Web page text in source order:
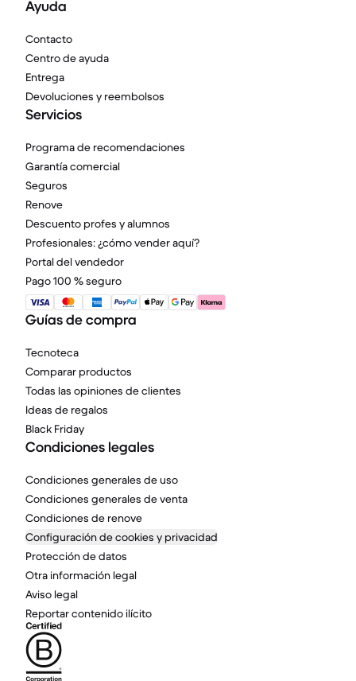
Ayuda
Contacto
Centro de ayuda
Entrega
Devoluciones y reembolsos
Servicios
Programa de recomendaciones
Garantía comercial
Seguros
Renove
Descuento profes y alumnos
Profesionales: ¿cómo vender aquí?
Portal del vendedor
Pago 100 % seguro
Guías de compra
Tecnoteca
Comparar productos
Todas las opiniones de clientes
Ideas de regalos
Black Friday
Condiciones legales
Condiciones generales de uso
Condiciones generales de venta
Condiciones de renove
Configuración de cookies y privacidad
Protección de datos
Otra información legal
Aviso legal
Reportar contenido ilícito